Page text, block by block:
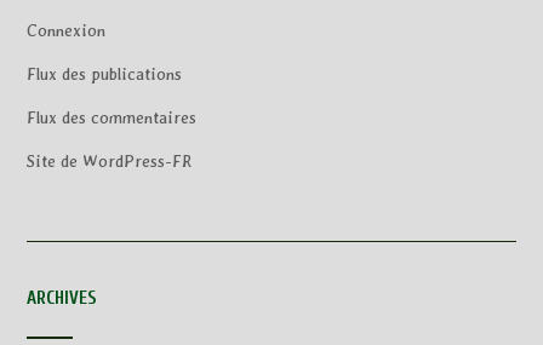
Connexion
Flux des publications
Flux des commentaires
Site de WordPress-FR
ARCHIVES